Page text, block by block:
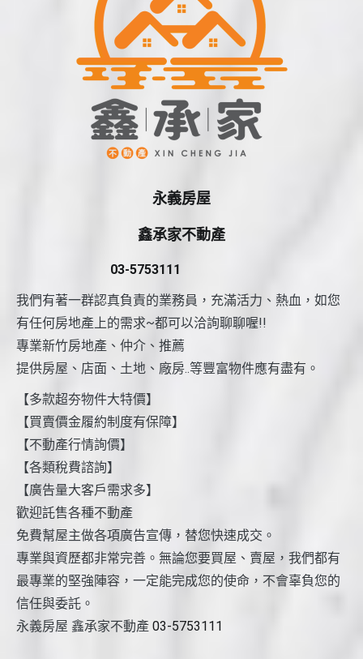
永義房屋
鑫承家不動產
03-5753111
我們有著一群認真負責的業務員，充滿活力、熱血，如您
有任何房地產上的需求~都可以洽詢聊聊喔!!
專業新竹房地產、仲介、推薦
提供房屋、店面、土地、廠房..等豐富物件應有盡有。
【多款超夯物件大特價】
【買賣價金履約制度有保障】
【不動產行情詢價】
【各類稅費諮詢】
【廣告量大客戶需求多】
歡迎託售各種不動產
免費幫屋主做各項廣告宣傳，替您快速成交。
專業與資歷都非常完善。無論您要買屋、賣屋，我們都有
最專業的堅強陣容，一定能完成您的使命，不會辜負您的
信任與委託。
永義房屋 鑫承家不動產 03-5753111